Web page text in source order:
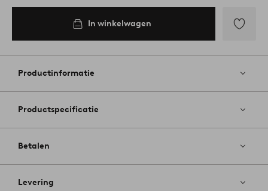
In winkelwagen
aan
Productinformatie
Productspecificatie
Betalen
Levering